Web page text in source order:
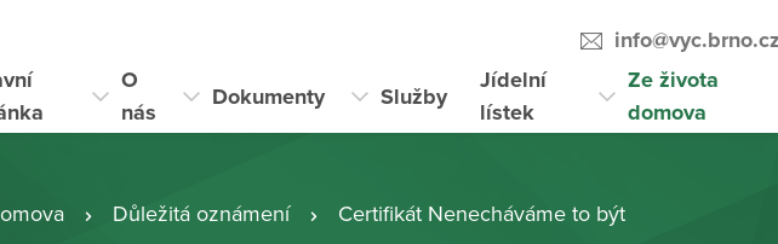
info@vyc.brno.cz
O
nás
Dokumenty Služby
Jídelní
lístek
Ze života
domova
Důležitá oznámení Certifikát Nenecháváme to být